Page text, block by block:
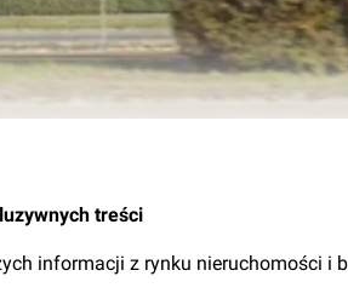
treści
informacji z rynku nieruchomości i